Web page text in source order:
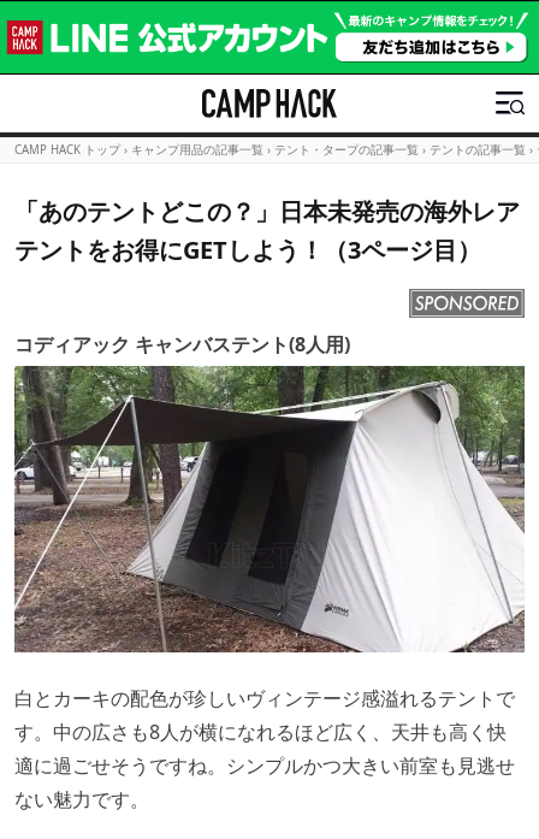
CAMP HACK トップ › キャンプ用品の記事一覧 › テント・タープの記事一覧 › テントの記事一覧 ›
「あのテントどこの？」日本未発売の海外レア
テントをお得にGETしよう！（3ページ目）
コディアック キャンバステント(8人用)
白とカーキの配色が珍しいヴィンテージ感溢れるテントで
す。中の広さも8人が横になれるほど広く、天井も高く快
適に過ごせそうですね。シンプルかつ大きい前室も見逃せ
ない魅力です。